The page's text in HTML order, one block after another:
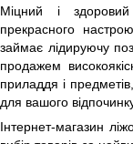
Міцний і
прекрасного
займає лідируючу
продажем
приладдя і
для вашого
Інтернет-магазин